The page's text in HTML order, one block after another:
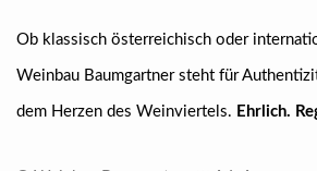
Ob klassisch österreichisch oder
Weinbau Baumgartner steht für
dem Herzen des Weinviertels. Ehrlich.